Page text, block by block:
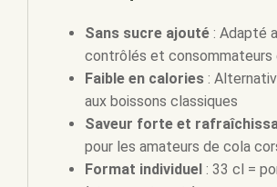
Sans sucre ajouté : Adapté
contrôlés et consommateurs
Faible en calories :
aux boissons classiques
Saveur forte et
pour les amateurs de cola
Format individuel : 33 cl =